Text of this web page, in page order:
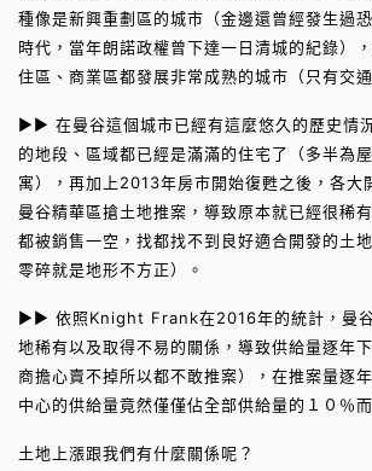
種像是新興重劃區的城市（金邊還曾經發生過
時代，當年朗諾政權曾下達一日清城的紀錄）
住區、商業區都發展非常成熟的城市（只有交
►► 在曼谷這個城市已經有這麼悠久的歷史情
的地段、區域都已經是滿滿的住宅了（多半為
寓），再加上2013年房市開始復甦之後，各大
曼谷精華區搶土地推案，導致原本就已經很稀
都被銷售一空，找都找不到良好適合開發的土
零碎就是地形不方正）。
►► 依照Knight Frank在2016年的統計，曼谷
地稀有以及取得不易的關係，導致供給量逐年
商擔心賣不掉所以都不敢推案），在推案量逐
中心的供給量竟然僅僅佔全部供給量的１０％而
土地上漲跟我們有什麼關係呢？